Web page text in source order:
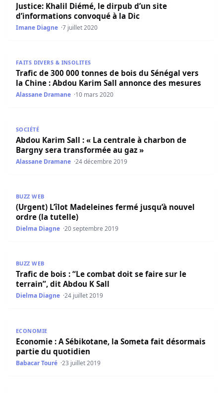
Justice: Khalil Diémé, le dirpub d’un site
d’informations convoqué à la Dic
Imane Diagne 7 juillet 2020
FAITS DIVERS & INSOLITES
Trafic de 300 000 tonnes de bois du Sénégal vers
la Chine : Abdou Karim Sall annonce des mesures
Alassane Dramane 10 mars 2020
SOCIÉTÉ
Abdou Karim Sall : « La centrale à charbon de
Bargny sera transformée au gaz »
Alassane Dramane 24 décembre 2019
BUZZ WEB
(Urgent) L’îlot Madeleines fermé jusqu’à nouvel
ordre (la tutelle)
Dielma Diagne 20 septembre 2019
BUZZ WEB
Trafic de bois : “Le combat doit se faire sur le
terrain”, dit Abdou K Sall
Dielma Diagne 24 juillet 2019
ECONOMIE
Economie : A Sébikotane, la Someta fait désormais
partie du quotidien
Babacar Touré 23 juillet 2019